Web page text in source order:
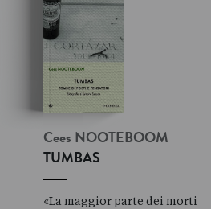
Cees NOOTEBOOM
TUMBAS
«La maggior parte dei morti